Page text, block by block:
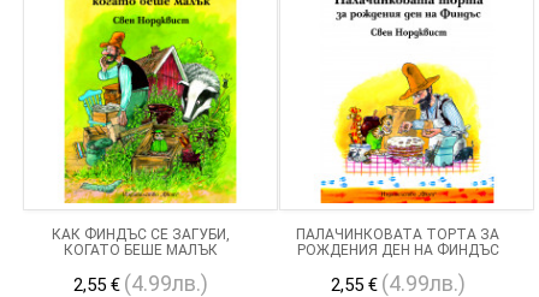
КАК ФИНДЪС СЕ ЗАГУБИ,
КОГАТО БЕШЕ МАЛЪК
2,55 € (4.99лв.)
ПАЛАЧИНКОВАТА ТОРТА ЗА
РОЖДЕНИЯ ДЕН НА ФИНДЪС
2,55 € (4.99лв.)